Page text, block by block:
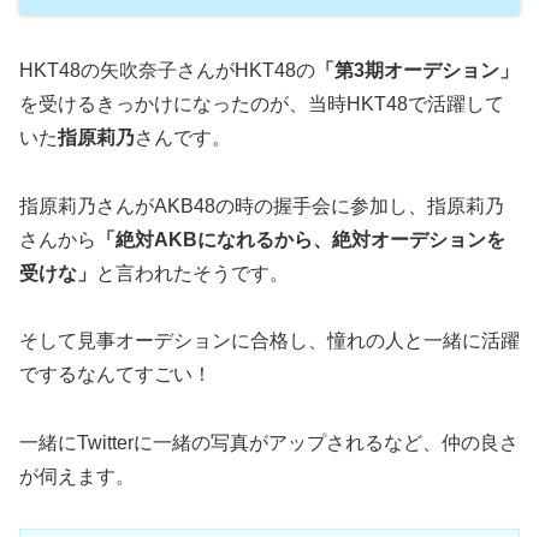
HKT48の矢吹奈子さんがHKT48の 「第3期オーデション」
を受けるきっかけになったのが、当時HKT48で活躍して
いた指原莉乃さんです。
指原莉乃さんがAKB48の時の握手会に参加し、指原莉乃
さんから
「絶対AKBになれるから、絶対オーデションを
受けな」
と言われたそうです。
そして見事オーデションに合格し、憧れの人と一緒に活躍
でするなんてすごい！
一緒にTwitterに一緒の写真がアップされるなど、仲の良さ
が伺えます。